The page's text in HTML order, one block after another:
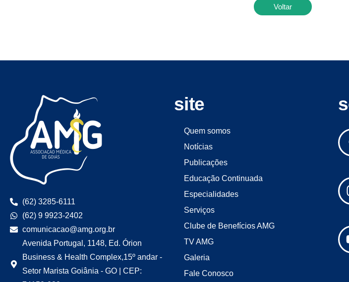
Voltar
(62) 3285-6111
(62) 9 9923-2402
comunicacao@amg.org.br
Avenida Portugal, 1148, Ed. Órion
Business & Health Complex,15º andar -
Setor Marista Goiânia - GO | CEP:
site
Quem somos
Notícias
Publicações
Educação Continuada
Especialidades
Serviços
Clube de Benefícios AMG
TV AMG
Galeria
Fale Conosco